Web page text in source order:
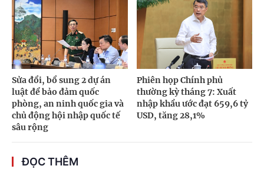
Sửa đổi, bổ sung 2 dự án
luật để bảo đảm quốc
phòng, an ninh quốc gia và
chủ động hội nhập quốc tế
sâu rộng
Phiên họp Chính phủ
thường kỳ tháng 7: Xuất
nhập khẩu ước đạt 659,6 tỷ
USD, tăng 28,1%
ĐỌC THÊM